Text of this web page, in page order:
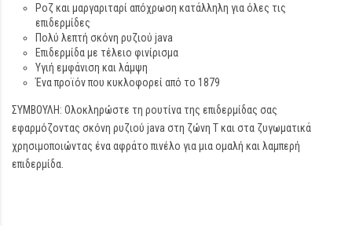
Ροζ και μαργαριταρί απόχρωση κατάλληλη για όλες τις
επιδερμίδες
Πολύ λεπτή σκόνη ρυζιού java
Επιδερμίδα με τέλειο φινίρισμα
Υγιή εμφάνιση και λάμψη
Ένα προϊόν που κυκλοφορεί από το 1879
ΣΥΜΒΟΥΛΗ: Ολοκληρώστε τη ρουτίνα της επιδερμίδας σας
εφαρμόζοντας σκόνη ρυζιού java στη ζώνη T και στα ζυγωματικά
χρησιμοποιώντας ένα αφράτο πινέλο για μια ομαλή και λαμπερή
επιδερμίδα.